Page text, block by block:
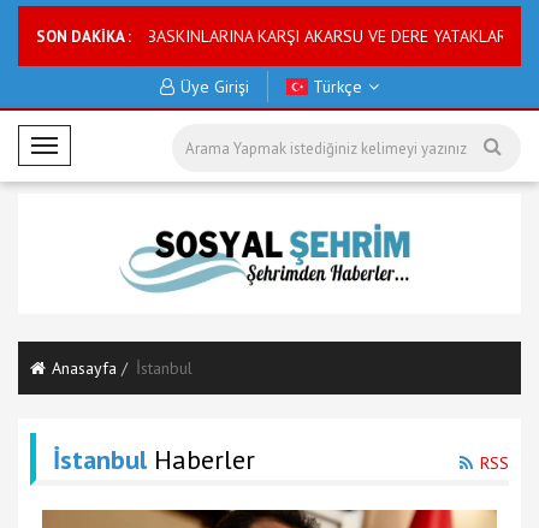
SON DAKİKA :
ASKİ SU BASKINLARINA KARŞI AKARSU VE DERE YATAKLARINI
Üye Girişi Türkçe
M
o
üAnasayfa İstanbul
İstanbul Haberler RSS